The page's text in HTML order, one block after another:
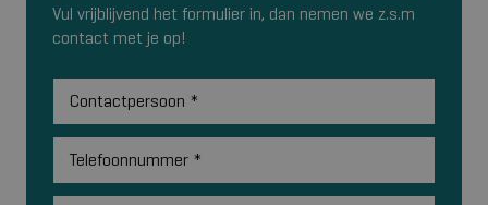
Vul vrijblijvend het formulier in, dan nemen we z.s.m
contact met je op!
Contactpersoon *
Telefoonnummer *